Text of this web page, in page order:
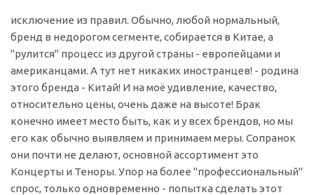
исключение из правил. Обычно, любой нормальный,
бренд в недорогом сегменте, собирается в Китае, а
"рулится" процесс из другой страны - европейцами и
американцами. А тут нет никаких иностранцев! - родина
этого бренда - Китай! И на моё удивление, качество,
относительно цены, очень даже на высоте! Брак
конечно имеет место быть, как и у всех брендов, но мы
его как обычно выявляем и принимаем меры. Сопранок
они почти не делают, основной ассортимент это
Концерты и Теноры. Упор на более "профессиональный"
спрос, только одновременно - попытка сделать этот